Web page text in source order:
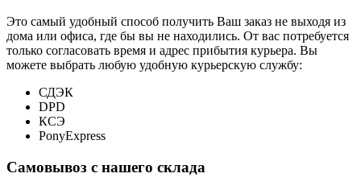
Это самый удобный способ получить Ваш заказ не выходя из
дома или офиса, где бы вы не находились. От вас потребуется
только согласовать время и адрес прибытия курьера. Вы
можете выбрать любую удобную курьерскую службу:
СДЭК
DPD
КСЭ
PonyExpress
Самовывоз с нашего склада